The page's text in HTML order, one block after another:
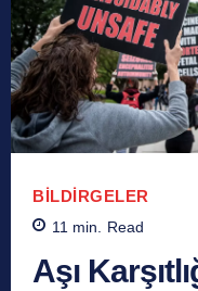
BILDIRGELER
11 min. Read
Aşı